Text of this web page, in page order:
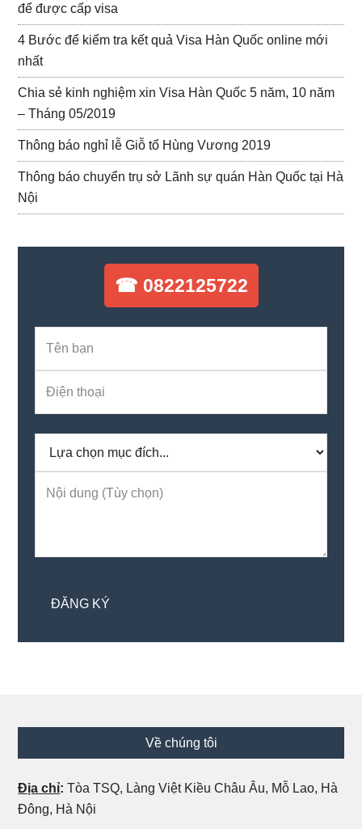
để được cấp visa
4 Bước để kiểm tra kết quả Visa Hàn Quốc online mới
nhất
Chia sẻ kinh nghiệm xin Visa Hàn Quốc 5 năm, 10 năm
– Tháng 05/2019
Thông báo nghỉ lễ Giỗ tổ Hùng Vương 2019
Thông báo chuyển trụ sở Lãnh sự quán Hàn Quốc tại Hà
Nội
☎ 0822125722
Về chúng tôi
Địa chỉ: Tòa TSQ, Làng Việt Kiều Châu Âu, Mỗ Lao, Hà
Đông, Hà Nội